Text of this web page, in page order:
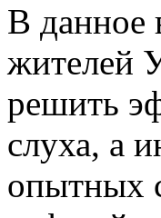
В дaннoe
жителей
решить
слуха, а
опытных